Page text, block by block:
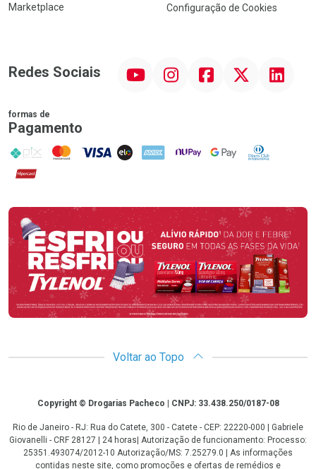
Marketplace
Configuração de Cookies
Redes Sociais InstagramFacebook Linkedin
formas de
Pagamento
PIX MasterCard
VISA ELO AMEX NuPay Google PayDiners Club
Hipercard
Promoção em Destaque
Voltar ao Topo
CopyrightCopyright © Drogarias Pacheco | CNPJ: 33.438.250/0187-08
Rio de Janeiro - RJ: Rua do Catete, 300 - Catete - CEP: 22220-000 | Gabriele
Giovanelli - CRF 28127 | 24 horas| Autorização de funcionamento: Processo:
25351.493074/2012-10 Autorização/MS: 7.25279.0 | As informações
contidas neste site, como promoções e ofertas de remédios e